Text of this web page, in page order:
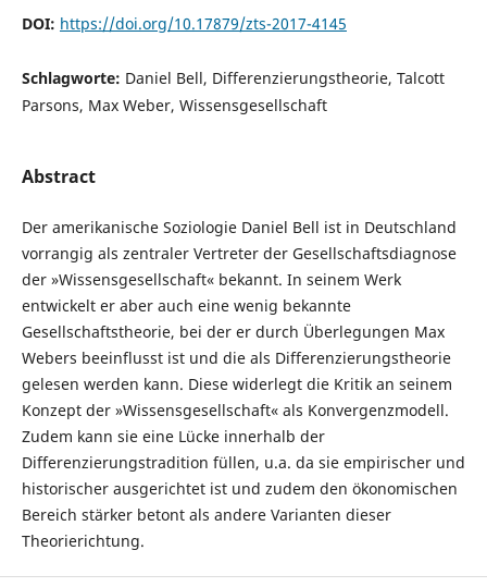
DOI: https://doi.org/10.17879/zts-2017-4145
Schlagworte: Daniel Bell, Differenzierungstheorie, Talcott
Parsons, Max Weber, Wissensgesellschaft
Abstract
Der amerikanische Soziologie Daniel Bell ist in Deutschland
vorrangig als zentraler Vertreter der Gesellschaftsdiagnose
der »Wissensgesellschaft« bekannt. In seinem Werk
entwickelt er aber auch eine wenig bekannte
Gesellschaftstheorie, bei der er durch Überlegungen Max
Webers beeinflusst ist und die als Differenzierungstheorie
gelesen werden kann. Diese widerlegt die Kritik an seinem
Konzept der »Wissensgesellschaft« als Konvergenzmodell.
Zudem kann sie eine Lücke innerhalb der
Differenzierungstradition füllen, u.a. da sie empirischer und
historischer ausgerichtet ist und zudem den ökonomischen
Bereich stärker betont als andere Varianten dieser
Theorierichtung.